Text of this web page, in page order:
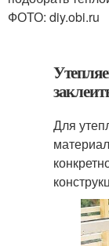
ФОТО: diy.obi.ru
Для